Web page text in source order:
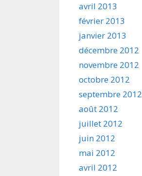
avril 2013
février 2013
janvier 2013
décembre 2012
novembre 2012
octobre 2012
septembre 2012
août 2012
juillet 2012
juin 2012
mai 2012
avril 2012